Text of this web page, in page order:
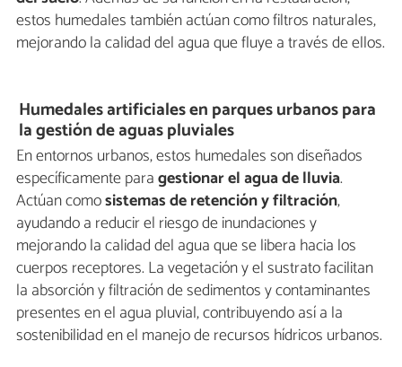
estos humedales también actúan como filtros naturales,
mejorando la calidad del agua que fluye a través de ellos.
Humedales artificiales en parques urbanos para
la gestión de aguas pluviales
En entornos urbanos, estos humedales son diseñados
específicamente paragestionar el agua de lluvia.
Actúan comosistemas de retención y filtración,
ayudando a reducir el riesgo de inundaciones y
mejorando la calidad del agua que se libera hacia los
cuerpos receptores. La vegetación y el sustrato facilitan
la absorción y filtración de sedimentos y contaminantes
presentes en el agua pluvial, contribuyendo así a la
sostenibilidad en el manejo de recursos hídricos urbanos.